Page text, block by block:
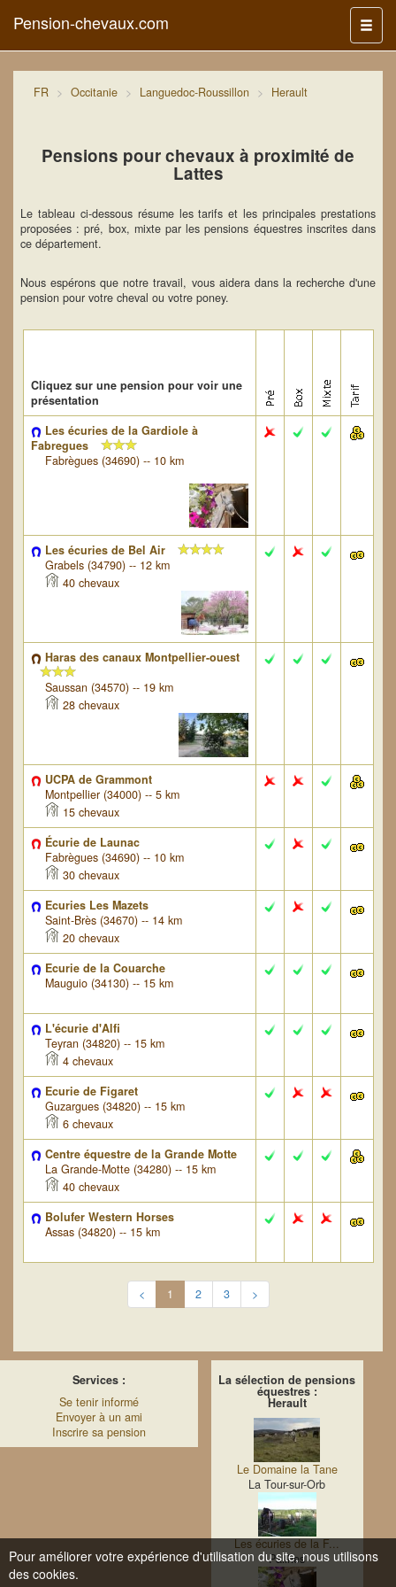
Menu
Pension-chevaux.com
FR Occitanie Languedoc-Roussillon Herault
Pensions pour chevaux à proximité de
Lattes
Le tableau ci-dessous résume les tarifs et les principales prestations
proposées : pré, box, mixte par les pensions équestres inscrites dans
ce département.
Nous espérons que notre travail, vous aidera dans la recherche d'une
pension pour votre cheval ou votre poney.
Cliquez sur une pension pour voir une
présentation
Les écuries de la Gardiole à
Fabregues
Fabrègues (34690) -- 10 km
Les écuries de Bel Air
Grabels (34790) -- 12 km
40 chevaux
Haras des canaux Montpellier-ouest
Saussan (34570) -- 19 km
28 chevaux
UCPA de Grammont
Montpellier (34000) -- 5 km
15 chevaux
Écurie de Launac
Fabrègues (34690) -- 10 km
30 chevaux
Ecuries Les Mazets
Saint-Brès (34670) -- 14 km
20 chevaux
Ecurie de la Couarche
Mauguio (34130) -- 15 km
L'écurie d'Alfi
Teyran (34820) -- 15 km
4 chevaux
Ecurie de Figaret
Guzargues (34820) -- 15 km
6 chevaux
Centre équestre de la Grande Motte
La Grande-Motte (34280) -- 15 km
40 chevaux
Bolufer Western Horses
Assas (34820) -- 15 km
< 1 2 3 >
Services :
Se tenir informé
Envoyer à un ami
Inscrire sa pension
La sélection de pensions
équestres :
Herault
Le Domaine la Tane
La Tour-sur-Orb
Les écuries de la F...
Pailhes
Pour améliorer votre expérience d'utilisation du site, nous utilisons
des cookies.